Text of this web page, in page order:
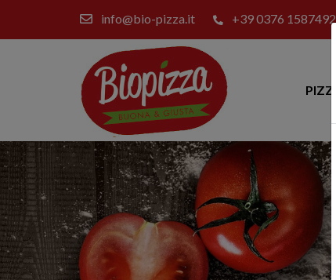
info@bio-pizza.it +39 0376 1587492
PIZZE